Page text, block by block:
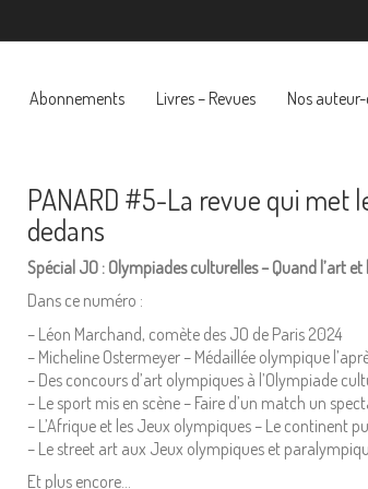
Abonnements Livres – Revues Nos
PANARD #5-La revue qui met
dedans
Spécial JO : Olympiades culturelles – Quand l’art
Dans ce numéro :
– Léon Marchand, comète des JO de Paris 2024
– Micheline Ostermeyer – Médaillée olympique
– Des concours d’art olympiques à l’Olympiade
– Le sport mis en scène – Faire d’un match un
– L’Afrique et les Jeux olympiques – Le continent
– Le street art aux Jeux olympiques et
Et plus encore…